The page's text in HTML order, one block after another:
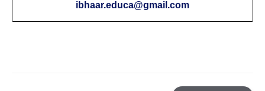
ibhaar.educa@gmail.com